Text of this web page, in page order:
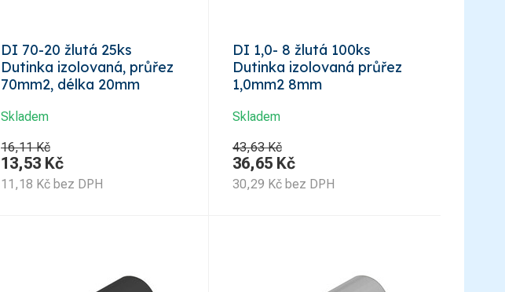
DI 70-20 žlutá 25ks
Dutinka izolovaná, průřez
70mm2, délka 20mm
Skladem
16,11 Kč
13,53 Kč
11,18 Kč bez DPH
DI 1,0- 8 žlutá 100ks
Dutinka izolovaná průřez
1,0mm2 8mm
Skladem
43,63 Kč
36,65 Kč
30,29 Kč bez DPH